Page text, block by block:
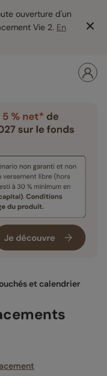
ouverture d'un
Vie 2. En
et calendrier